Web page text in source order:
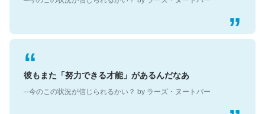
彼もまた「努力できる才能」があるんだなあ
─今のこの状況が信じられるかい？ by ラーズ・ヌートバー